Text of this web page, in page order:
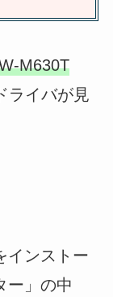
M630T
ライバが見
インストー
ー」の中